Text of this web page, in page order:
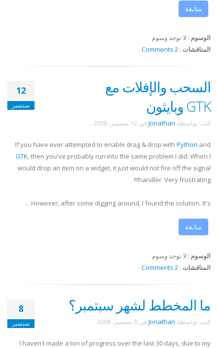
متابعة
الوسوم : لا توجد وسوم
المناقشات :
2 Comments
12
سبتمبر
السحب والإفلات مع
GTK وبايثون
كتب بواسطة Jonathan في 12 سبتمبر، 2008 .
If you have ever attempted to enable drag & drop with Python and
GTK, then you've probably run into the same problem I did. When I
would drop an item on a widget, it just would not fire off the signal
handler. Very frustrating!!!
However, after some digging around, I found the solution. It's ...
متابعة
الوسوم : لا توجد وسوم
المناقشات :
2 Comments
8
سبتمبر
ما المخطط لشهر سبتمبر؟
كتب بواسطة Jonathan في 8 سبتمبر، 2008 .
I haven't made a ton of progress over the last 30 days, due to my